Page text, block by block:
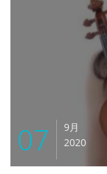
07
9月
2020